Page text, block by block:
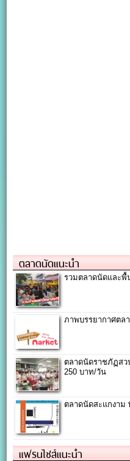
ตลาดนัดแนะนำ
รวมตลาดนัดและพื้
ภาพบรรยากาศตล
ตลาดนัดราชภัฏส
250 บาท/วัน
ตลาดนัดสะแกงาม
แฟรนไชส์แนะนำ